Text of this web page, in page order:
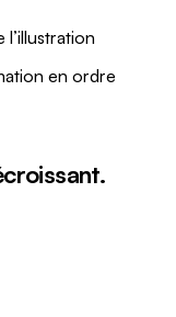
en ordre
.